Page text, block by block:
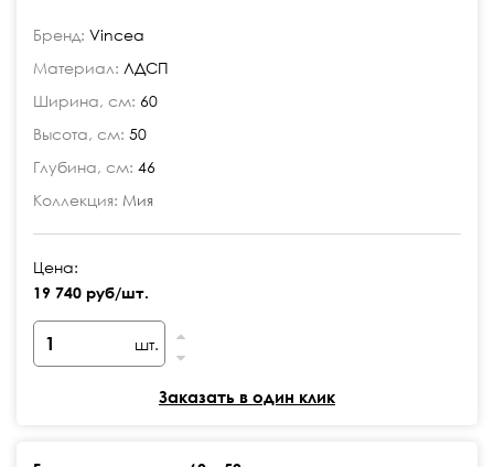
Бренд: Vincea
Материал: ЛДСП
Ширина, см: 60
Высота, см: 50
Глубина, см: 46
Коллекция: Мия
Цена:
19 740 руб/шт.
шт.
Заказать в один клик